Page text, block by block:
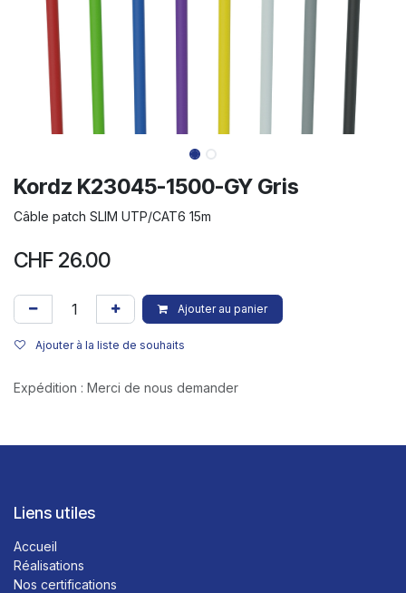
Kordz K23045-1500-GY Gris
Câble patch SLIM UTP/CAT6 15m
CHF 26.00
Ajouter au panier
Ajouter à la liste de souhaits
Expédition : Merci de nous demander
Liens utiles
Accueil
Réalisations
Nos certifications